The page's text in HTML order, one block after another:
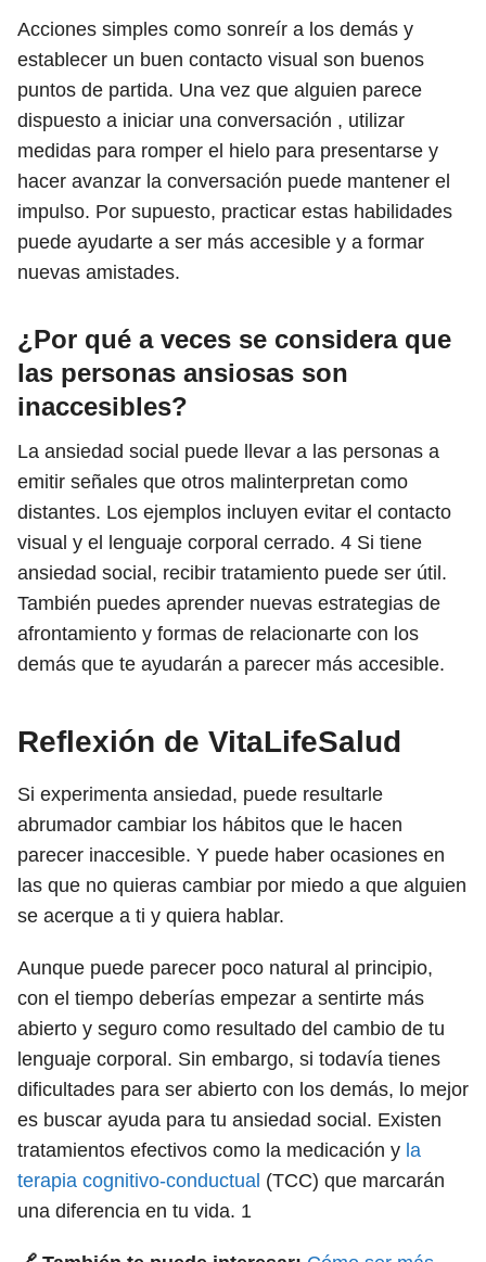
Acciones simples como sonreír a los demás y
establecer un buen contacto visual son buenos
puntos de partida. Una vez que alguien parece
dispuesto a iniciar una conversación , utilizar
medidas para romper el hielo para presentarse y
hacer avanzar la conversación puede mantener el
impulso. Por supuesto, practicar estas habilidades
puede ayudarte a ser más accesible y a formar
nuevas amistades.
¿Por qué a veces se considera que
las personas ansiosas son
inaccesibles?
La ansiedad social puede llevar a las personas a
emitir señales que otros malinterpretan como
distantes. Los ejemplos incluyen evitar el contacto
visual y el lenguaje corporal cerrado. 4 Si tiene
ansiedad social, recibir tratamiento puede ser útil.
También puedes aprender nuevas estrategias de
afrontamiento y formas de relacionarte con los
demás que te ayudarán a parecer más accesible.
Reflexión de VitaLifeSalud
Si experimenta ansiedad, puede resultarle
abrumador cambiar los hábitos que le hacen
parecer inaccesible. Y puede haber ocasiones en
las que no quieras cambiar por miedo a que alguien
se acerque a ti y quiera hablar.
Aunque puede parecer poco natural al principio,
con el tiempo deberías empezar a sentirte más
abierto y seguro como resultado del cambio de tu
lenguaje corporal. Sin embargo, si todavía tienes
dificultades para ser abierto con los demás, lo mejor
es buscar ayuda para tu ansiedad social. Existen
tratamientos efectivos como la medicación y la
terapia cognitivo-conductual (TCC) que marcarán
una diferencia en tu vida. 1